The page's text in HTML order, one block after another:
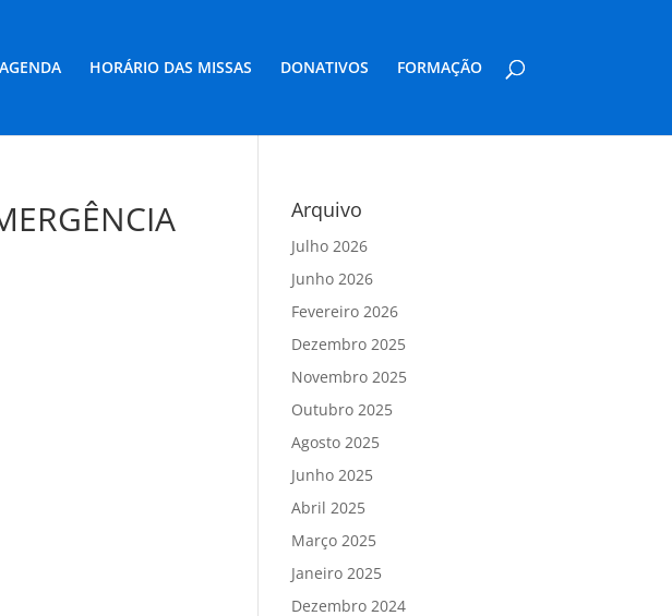
AGENDA HORÁRIO DAS MISSAS DONATIVOS FORMAÇÃO
Arquivo
Julho 2026
Junho 2026
Fevereiro 2026
Dezembro 2025
Novembro 2025
Outubro 2025
Agosto 2025
Junho 2025
Abril 2025
Março 2025
Janeiro 2025
Dezembro 2024